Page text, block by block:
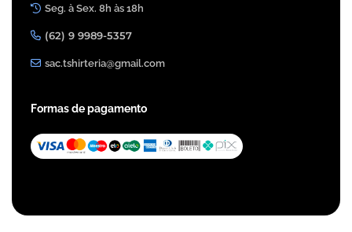
Seg. à Sex. 8h às 18h
(62) 9 9989-5357
sac.tshirteria@gmail.com
Formas de pagamento